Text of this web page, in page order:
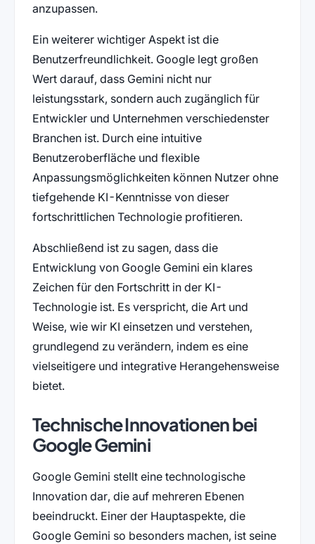
anzupassen.
Ein weiterer wichtiger Aspekt ist die
Benutzerfreundlichkeit. Google legt großen
Wert darauf, dass Gemini nicht nur
leistungsstark, sondern auch zugänglich für
Entwickler und Unternehmen verschiedenster
Branchen ist. Durch eine intuitive
Benutzeroberfläche und flexible
Anpassungsmöglichkeiten können Nutzer ohne
tiefgehende KI-Kenntnisse von dieser
fortschrittlichen Technologie profitieren.
Abschließend ist zu sagen, dass die
Entwicklung von Google Gemini ein klares
Zeichen für den Fortschritt in der KI-
Technologie ist. Es verspricht, die Art und
Weise, wie wir KI einsetzen und verstehen,
grundlegend zu verändern, indem es eine
vielseitigere und integrative Herangehensweise
bietet.
Technische Innovationen bei
Google Gemini
Google Gemini stellt eine technologische
Innovation dar, die auf mehreren Ebenen
beeindruckt. Einer der Hauptaspekte, die
Google Gemini so besonders machen, ist seine